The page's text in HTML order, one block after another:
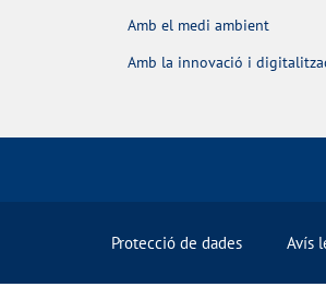
Amb el medi ambient
Amb la innovació i
Protecció de dades Avís